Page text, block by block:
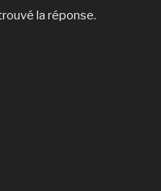
la réponse.